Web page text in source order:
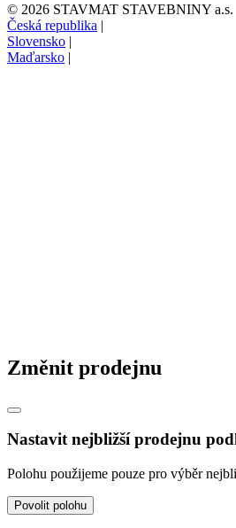
© 2026 STAVMAT STAVEBNINY a.s.
Česká republika |
Slovensko |
Maďarsko |
Změnit prodejnu
Nastavit nejbližší prodejnu
Polohu použijeme pouze pro výběr
Povolit polohu